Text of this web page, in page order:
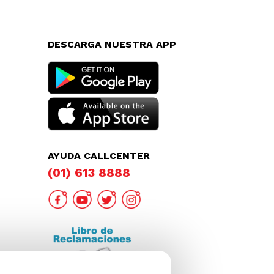
DESCARGA NUESTRA APP
AYUDA CALLCENTER
(01) 613 8888